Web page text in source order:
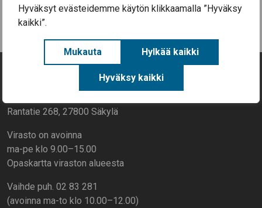
Hyväksyt evästeidemme käytön klikkaamalla ”Hyväksy
kaikki”.
Mukauta Hylkää kaikki
Hyväksy kaikki
Rantatie 268, 27800 Säkylä
Virasto on avoinna
ma-pe klo 9.00–15.00
Opaskartta viraston alueesta
Vaihde puh. 02 83 281
(avoinna ma-to klo 10.00–12.00)